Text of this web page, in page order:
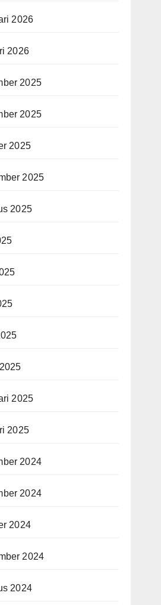
2026
2026
2025
2025
2025
2025
2025
2025
2025
2024
2024
2024
2024
2024